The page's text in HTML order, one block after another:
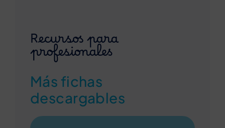
Recursos para
profesionales
Más fichas
descargables